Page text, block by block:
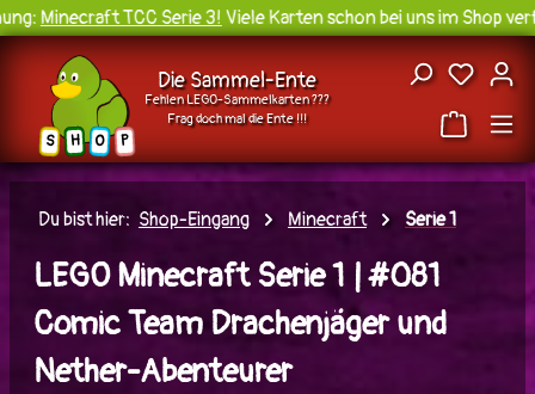
Zum Hauptinhalt springen
Minecraft TCC Serie 3!Viele Karten schon bei uns im Shop
S H O P
Die Sammel-Ente
Fehlen LEGO-Sammelkarten ???
Frag doch mal die Ente !!!
Du
Du bist hier: Shop-Eingang Minecraft Serie 1
LEGO Minecraft Serie 1 | #081
Comic Team Drachenjäger und
Nether-Abenteurer